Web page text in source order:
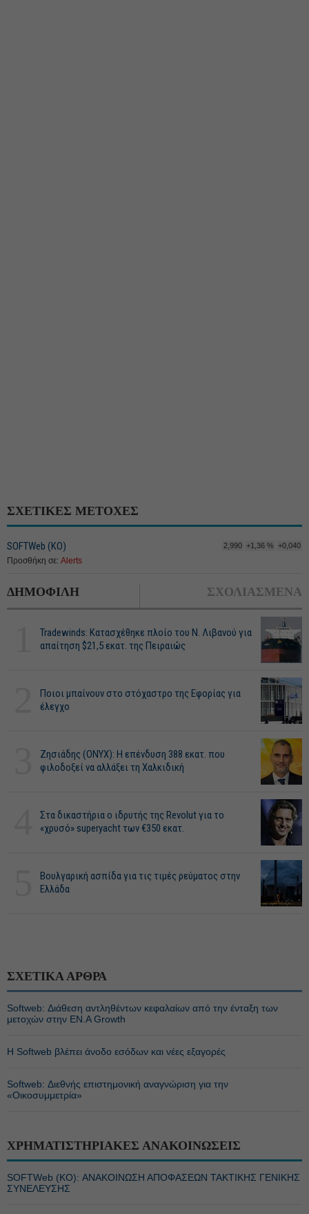
ΣΧΕΤΙΚΕΣ ΜΕΤΟΧΕΣ
SOFTWeb (ΚΟ) 2,990 +1,36 % +0,040
Προσθήκη σε: Alerts
ΔΗΜΟΦΙΛΗ ΣΧΟΛΙΑΣΜΕΝΑ
Tradewinds: Κατασχέθηκε πλοίο του Ν. Λιβανού για
απαίτηση $21,5 εκατ. της Πειραιώς
Ποιοι μπαίνουν στο στόχαστρο της Εφορίας για
έλεγχο
Ζησιάδης (ONYX): Η επένδυση 388 εκατ. που
φιλοδοξεί να αλλάξει τη Χαλκιδική
Στα δικαστήρια ο ιδρυτής της Revolut για το
«χρυσό» superyacht των €350 εκατ.
Βουλγαρική ασπίδα για τις τιμές ρεύματος στην
Ελλάδα
ΣΧΕΤΙΚΑ ΑΡΘΡΑ
Softweb: Διάθεση αντληθέντων κεφαλαίων από την ένταξη των
μετοχών στην ΕΝ.Α Growth
Η Softweb βλέπει άνοδο εσόδων και νέες εξαγορές
Softweb: Διεθνής επιστημονική αναγνώριση για την
«Οικοσυμμετρία»
ΧΡΗΜΑΤΙΣΤΗΡΙΑΚΕΣ ΑΝΑΚΟΙΝΩΣΕΙΣ
SOFTWeb (ΚΟ): ΑΝΑΚΟΙΝΩΣΗ ΑΠΟΦΑΣΕΩΝ ΤΑΚΤΙΚΗΣ ΓΕΝΙΚΗΣ
ΣΥΝΕΛΕΥΣΗΣ